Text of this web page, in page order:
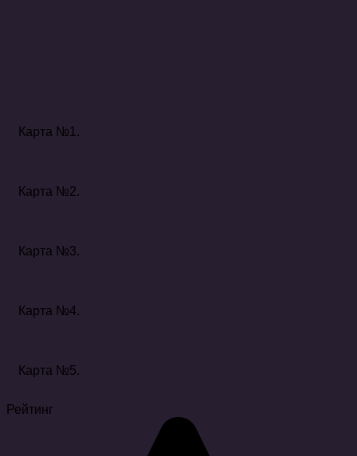
Карта №1.
Карта №2.
Карта №3.
Карта №4.
Карта №5.
Рейтинг